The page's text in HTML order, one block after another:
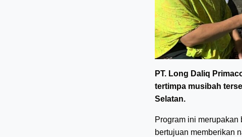
PT. Long Daliq
tertimpa musibah
Selatan.
Program ini merupakan
bertujuan memberikan